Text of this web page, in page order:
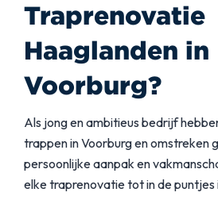
Traprenovatie
Haaglanden in
Voorburg?
Als jong en ambitieus bedrijf
trappen in Voorburg en omstreken
persoonlijke aanpak en
elke traprenovatie tot in de